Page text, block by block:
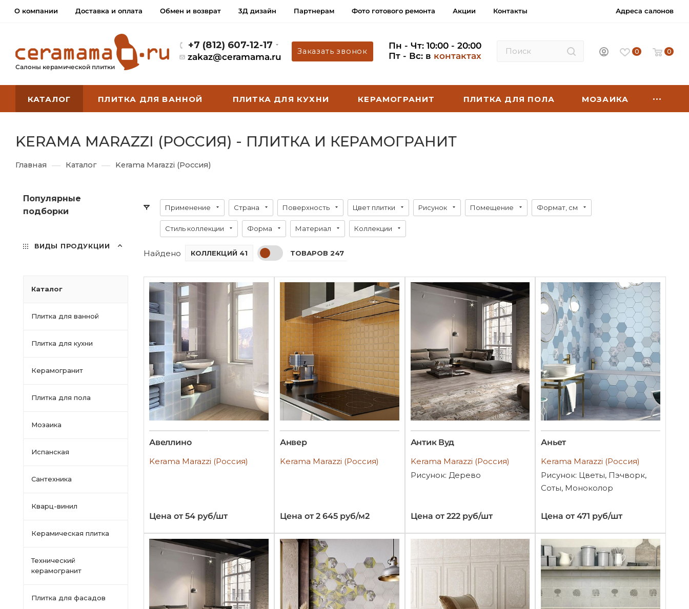
О компании Доставка и оплата Обмен и возврат 3Д дизайн Партнерам Фото готового ремонта Акции Контакты Адреса салонов
Салоны керамической плитки
+7 (812) 607-12-17
zakaz@ceramama.ru
Заказать звонок
Пн - Чт: 10:00 - 20:00
Пт - Вс: в контактах 0 0
КАТАЛОГ ПЛИТКА ДЛЯ ВАННОЙ ПЛИТКА ДЛЯ КУХНИ КЕРАМОГРАНИТ ПЛИТКА ДЛЯ ПОЛА МОЗАИКА
KERAMA MARAZZI (РОССИЯ) - ПЛИТКА И КЕРАМОГРАНИТ
Главная — Каталог — Kerama Marazzi (Россия)
Популярные
подборки
ВИДЫ ПРОДУКЦИИ
Каталог
Плитка для ванной
Плитка для кухни
Керамогранит
Плитка для пола
Мозаика
Испанская
Сантехника
Кварц-винил
Керамическая плитка
Технический
керамогранит
Плитка для фасадов
Применение Страна Поверхность Цвет плитки Рисунок Помещение Формат, см
Стиль коллекции Форма Материал Коллекции
Найдено КОЛЛЕКЦИЙ 41 ТОВАРОВ 247
Авеллино
Kerama Marazzi (Россия)
Цена от 54 руб/шт
Анвер
Kerama Marazzi (Россия)
Цена от 2 645 руб/м2
Антик Вуд
Kerama Marazzi (Россия)
Рисунок: Дерево
Цена от 222 руб/шт
Аньет
Kerama Marazzi (Россия)
Рисунок: Цветы, Пэчворк,
Соты, Моноколор
Цена от 471 руб/шт